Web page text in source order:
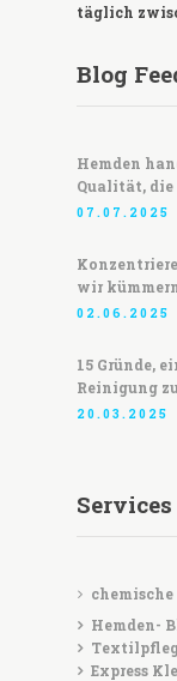
täglich
Blog
Hemden
Qualität,
07.07.2025
wir
02.06.2025
15 Gründe,
Reinigung
20.03.2025
Services
Hemden-
Express